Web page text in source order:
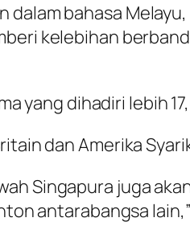
dalam bahasa
kelebihan
yang dihadiri lebih
dan Amerika
Singapura juga
antarabangsa